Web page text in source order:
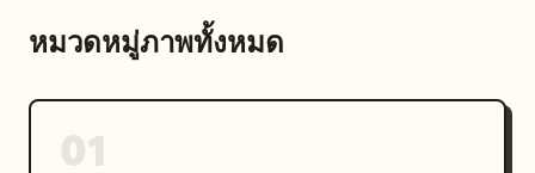
หมวดหมู่ภาพทั้งหมด